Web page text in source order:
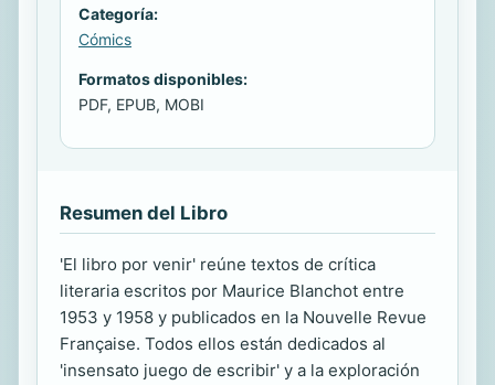
Categoría:
Cómics
Formatos disponibles:
PDF, EPUB, MOBI
Resumen del Libro
'El libro por venir' reúne textos de crítica
literaria escritos por Maurice Blanchot entre
1953 y 1958 y publicados en la Nouvelle Revue
Française. Todos ellos están dedicados al
'insensato juego de escribir' y a la exploración